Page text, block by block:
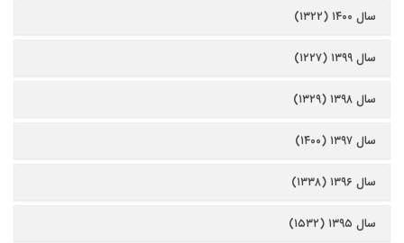
سال ۱۴۰۰ (۱۳۲۲)
سال ۱۳۹۹ (۱۲۲۷)
سال ۱۳۹۸ (۱۳۲۹)
سال ۱۳۹۷ (۱۴۰۰)
سال ۱۳۹۶ (۱۳۳۸)
سال ۱۳۹۵ (۱۵۳۲)